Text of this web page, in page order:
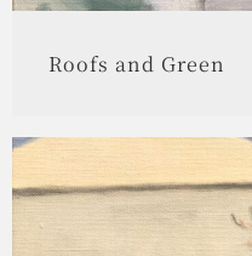
Roofs and Green